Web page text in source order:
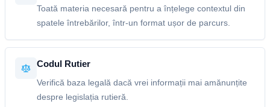
Toată materia necesară pentru a înțelege contextul din
spatele întrebărilor, într-un format ușor de parcurs.
Codul Rutier
Verifică baza legală dacă vrei informații mai amănunțite
despre legislația rutieră.